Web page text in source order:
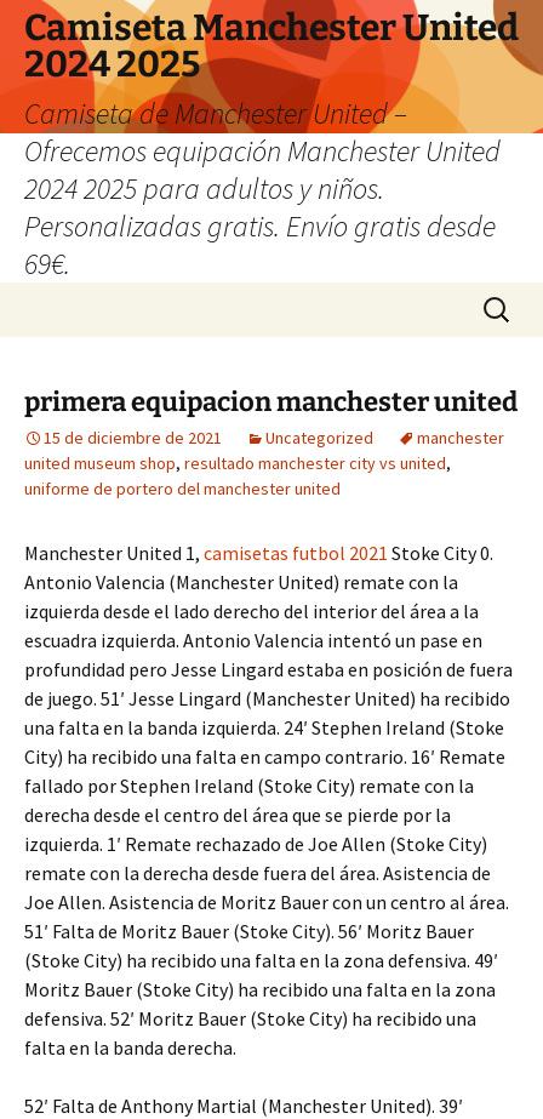
Camiseta Manchester United
2024 2025
Camiseta de Manchester United –
Ofrecemos equipación Manchester United
2024 2025 para adultos y niños.
Personalizadas gratis. Envío gratis desde
69€.
Buscar:
primera equipacion manchester united
15 de diciembre de 2021 Uncategorized
manchester
united museum shop, resultado manchester city vs united,
uniforme de portero del manchester united
Manchester United 1, camisetas futbol 2021 Stoke City 0.
Antonio Valencia (Manchester United) remate con la
izquierda desde el lado derecho del interior del área a la
escuadra izquierda. Antonio Valencia intentó un pase en
profundidad pero Jesse Lingard estaba en posición de fuera
de juego. 51′ Jesse Lingard (Manchester United) ha recibido
una falta en la banda izquierda. 24′ Stephen Ireland (Stoke
City) ha recibido una falta en campo contrario. 16′ Remate
fallado por Stephen Ireland (Stoke City) remate con la
derecha desde el centro del área que se pierde por la
izquierda. 1′ Remate rechazado de Joe Allen (Stoke City)
remate con la derecha desde fuera del área. Asistencia de
Joe Allen. Asistencia de Moritz Bauer con un centro al área.
51′ Falta de Moritz Bauer (Stoke City). 56′ Moritz Bauer
(Stoke City) ha recibido una falta en la zona defensiva. 49′
Moritz Bauer (Stoke City) ha recibido una falta en la zona
defensiva. 52′ Moritz Bauer (Stoke City) ha recibido una
falta en la banda derecha.
52′ Falta de Anthony Martial (Manchester United). 39′